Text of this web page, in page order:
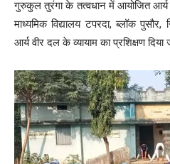
गुरुकुल तुरंगा के तत्वधान में आयोजित आर्य
माध्यमिक विद्यालय टपरदा, ब्लॉक
आर्य वीर दल के व्यायाम का प्रशिक्षण दिया